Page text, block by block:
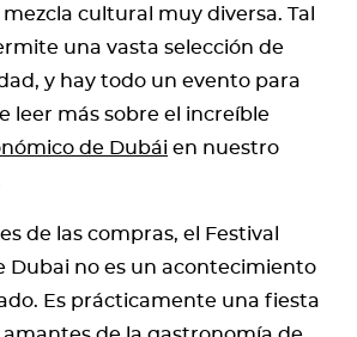
cultural muy diversa. Tal
una vasta selección de
y hay todo un evento para
leer más sobre el increíble
de Dubái en nuestro
de las compras, el Festival
Dubai no es un acontecimiento
Es prácticamente una fiesta